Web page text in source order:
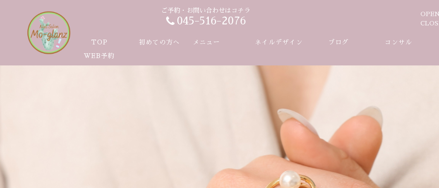
ご予約・お問い合わせはコチラ
045-516-2076
TOP 初めての方へ メニュー ネイルデザイン ブログ コンサル
WEB予約